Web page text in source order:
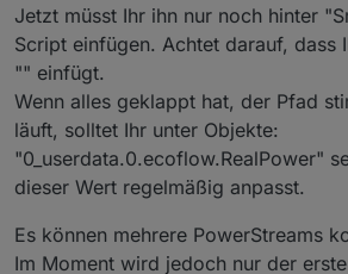
Jetzt müsst Ihr ihn nur noch hinter
Script einfügen. Achtet darauf, dass
"" einfügt.
Wenn alles geklappt hat, der Pfad
läuft, solltet Ihr unter Objekte:
"0_userdata.0.ecoflow.RealPower"
dieser Wert regelmäßig anpasst.
Es können mehrere PowerStreams
Im Moment wird jedoch nur der